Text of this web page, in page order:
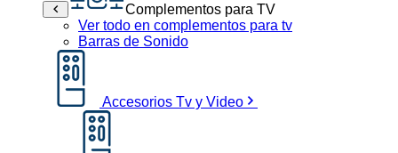
Complementos para TV
Ver todo en complementos para tv
Barras de Sonido
Accesorios Tv y Video